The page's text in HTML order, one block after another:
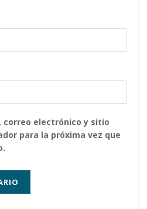
correo electrónico y sitio
para la próxima vez que